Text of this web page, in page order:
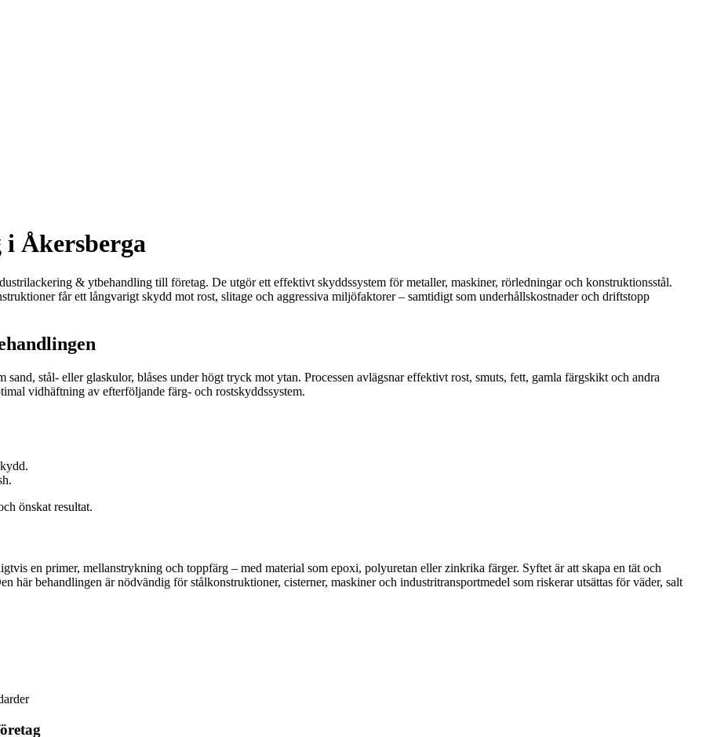
Åkersberga
& ytbehandling till företag. De utgör ett effektivt skyddssystem för metaller, maskiner, rörledningar och konstruktionsstål.
får ett långvarigt skydd mot rost, slitage och aggressiva miljöfaktorer – samtidigt som underhållskostnader och driftstopp
stål- eller glaskulor, blåses under högt tryck mot ytan. Processen avlägsnar effektivt rost, smuts, fett, gamla färgskikt och andra
vidhäftning av efterföljande färg- och rostskyddssystem.
önskat resultat.
en primer, mellanstrykning och toppfärg – med material som epoxi, polyuretan eller zinkrika färger. Syftet är att skapa en tät och
här behandlingen är nödvändig för stålkonstruktioner, cisterner, maskiner och industritransportmedel som riskerar utsättas för väder, salt